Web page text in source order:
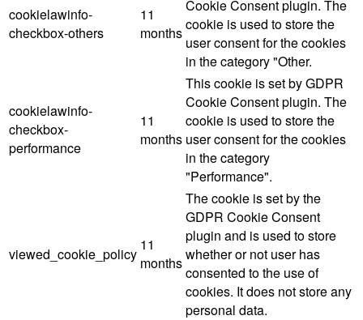
cookielawinfo-
checkbox-others
11
months
Cookie Consent plugin. The
cookie is used to store the
user consent for the cookies
in the category "Other.
cookielawinfo-
checkbox-
performance
11
months
This cookie is set by GDPR
Cookie Consent plugin. The
cookie is used to store the
user consent for the cookies
in the category
"Performance".
viewed_cookie_policy
11
months
The cookie is set by the
GDPR Cookie Consent
plugin and is used to store
whether or not user has
consented to the use of
cookies. It does not store any
personal data.